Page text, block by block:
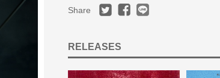
Share
RELEASES